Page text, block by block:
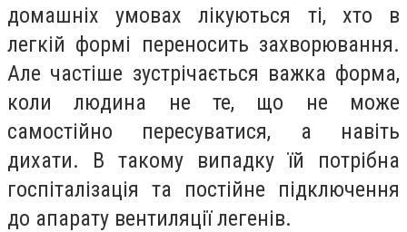
домашніх умовах лікуються ті, хто в
легкій формі переносить захворювання.
Але частіше зустрічається важка форма,
коли людина не те, що не може
самостійно пересуватися, а навіть
дихати. В такому випадку їй потрібна
госпіталізація та постійне підключення
до апарату вентиляції легенів.